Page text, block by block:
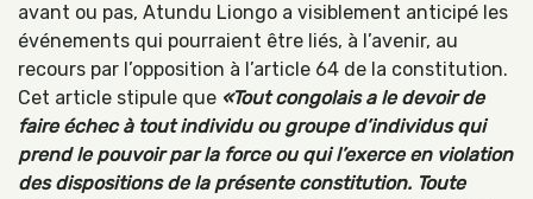
avant ou pas, Atundu Liongo a visiblement anticipé les
événements qui pourraient être liés, à l’avenir, au
recours par l’opposition à l’article 64 de la constitution.
Cet article stipule que «Tout congolais a le devoir de
faire échec à tout individu ou groupe d’individus qui
prend le pouvoir par la force ou qui l’exerce en violation
des dispositions de la présente constitution. Toute